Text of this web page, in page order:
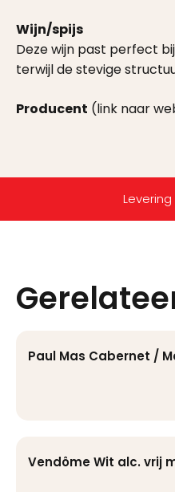
Wijn/spijs
Deze wijn past perfect
terwijl de stevige
Producent (link naar
Paul Mas Cabernet /
Vendôme Wit alc. vrij